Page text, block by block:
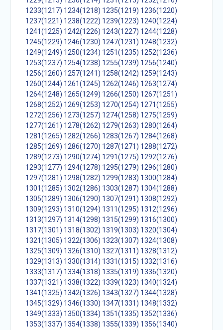
1233(1217) 1234(1218) 1235(1219) 1236(1220)
1237(1221) 1238(1222) 1239(1223) 1240(1224)
1241(1225) 1242(1226) 1243(1227) 1244(1228)
1245(1229) 1246(1230) 1247(1231) 1248(1232)
1249(1249) 1250(1234) 1251(1235) 1252(1236)
1253(1237) 1254(1238) 1255(1239) 1256(1240)
1256(1260) 1257(1241) 1258(1242) 1259(1243)
1260(1244) 1261(1245) 1262(1246) 1263(1274)
1264(1248) 1265(1249) 1266(1250) 1267(1251)
1268(1252) 1269(1253) 1270(1254) 1271(1255)
1272(1256) 1273(1257) 1274(1258) 1275(1259)
1277(1261) 1278(1262) 1279(1263) 1280(1264)
1281(1265) 1282(1266) 1283(1267) 1284(1268)
1285(1269) 1286(1270) 1287(1271) 1288(1272)
1289(1273) 1290(1274) 1291(1275) 1292(1276)
1293(1277) 1294(1278) 1295(1279) 1296(1280)
1297(1281) 1298(1282) 1299(1283) 1300(1284)
1301(1285) 1302(1286) 1303(1287) 1304(1288)
1305(1289) 1306(1290) 1307(1291) 1308(1292)
1309(1293) 1310(1294) 1311(1295) 1312(1296)
1313(1297) 1314(1298) 1315(1299) 1316(1300)
1317(1301) 1318(1302) 1319(1303) 1320(1304)
1321(1305) 1322(1306) 1323(1307) 1324(1308)
1325(1309) 1326(1310) 1327(1311) 1328(1312)
1329(1313) 1330(1314) 1331(1315) 1332(1316)
1333(1317) 1334(1318) 1335(1319) 1336(1320)
1337(1321) 1338(1322) 1339(1323) 1340(1324)
1341(1325) 1342(1326) 1343(1327) 1344(1328)
1345(1329) 1346(1330) 1347(1331) 1348(1332)
1349(1333) 1350(1334) 1351(1335) 1352(1336)
1353(1337) 1354(1338) 1355(1339) 1356(1340)